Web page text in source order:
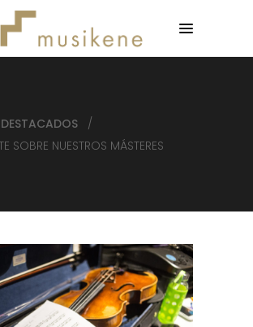
DESTACADOS
/
SOBRE NUESTROS MÁSTERES